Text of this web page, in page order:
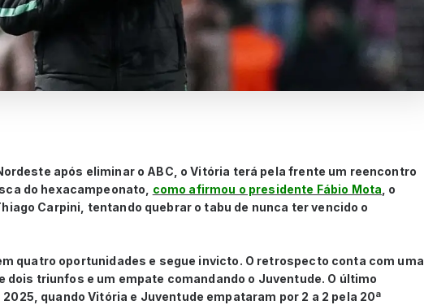
após eliminar o ABC, o Vitória terá pela frente um reencontro
do hexacampeonato, como afirmou o presidente Fábio Mota , o
Carpini, tentando quebrar o tabu de nunca ter vencido o
quatro oportunidades e segue invicto. O retrospecto conta com uma
dois triunfos e um empate comandando o Juventude. O último
quando Vitória e Juventude empataram por 2 a 2 pela 20ª